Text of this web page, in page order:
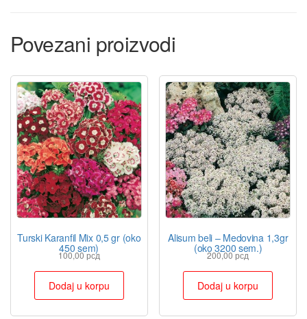
Povezani proizvodi
Turski Karanfil Mix 0,5 gr (oko
450 sem)
100,00рсд
Dodaj u korpu
Alisum beli – Medovina 1,3gr
(oko 3200 sem.)
200,00рсд
Dodaj u korpu